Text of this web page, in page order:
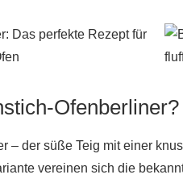
Ofenberliner?
– der süße Teig mit einer
vereinen sich die